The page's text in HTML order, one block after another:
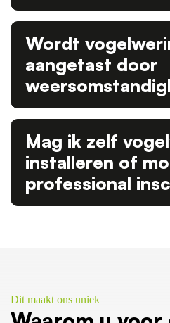
Wordt
aangetast door
Mag ik zelf
installeren of
professional
Dit maakt ons uniek